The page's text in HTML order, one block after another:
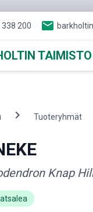
200 email
chevron_right Tuoteryhmät
Knap